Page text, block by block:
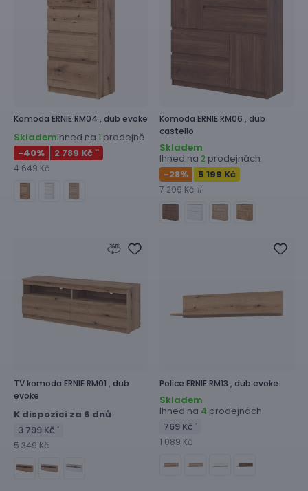
Komoda ERNIE RM04 , dub evoke
SklademIhned na 1 prodejně
-40% 2 789 Kč **
4 649 Kč
Komoda ERNIE RM06 , dub
castello
Skladem
Ihned na 2 prodejnách
-28% 5 199 Kč
7 299 Kč #
TV komoda ERNIE RM01 , dub
evoke
K dispozici za 6 dnů
3 799 Kč *
5 349 Kč
Police ERNIE RM13 , dub evoke
Skladem
Ihned na 4 prodejnách
769 Kč *
1 089 Kč